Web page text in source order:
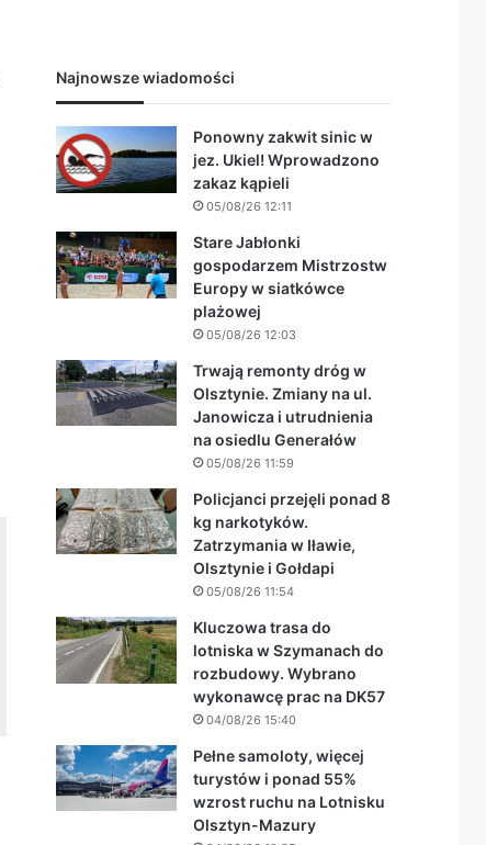
Najnowsze wiadomości
Ponowny zakwit sinic w
jez. Ukiel! Wprowadzono
zakaz kąpieli
05/08/26 12:11
Stare Jabłonki
gospodarzem Mistrzostw
Europy w siatkówce
plażowej
05/08/26 12:03
Trwają remonty dróg w
Olsztynie. Zmiany na ul.
Janowicza i utrudnienia
na osiedlu Generałów
05/08/26 11:59
Policjanci przejęli ponad 8
kg narkotyków.
Zatrzymania w Iławie,
Olsztynie i Gołdapi
05/08/26 11:54
Kluczowa trasa do
lotniska w Szymanach do
rozbudowy. Wybrano
wykonawcę prac na DK57
04/08/26 15:40
Pełne samoloty, więcej
turystów i ponad 55%
wzrost ruchu na Lotnisku
Olsztyn-Mazury